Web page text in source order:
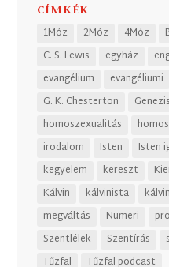
CÍMKÉK
1Móz 2Móz 4Móz
C. S. Lewis
egyház
evangélium
evangéliumi
G. K. Chesterton
Genezis
homoszexualitás
irodalom
Isten Isten
kegyelem
kereszt
Kálvin
kálvinista
megváltás
Numeri
Szentlélek
Szentírás
Tűzfal
Tűzfal podcast